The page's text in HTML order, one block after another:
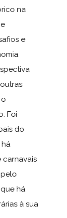
na
e
Foi
do
carnavais
há
à sua